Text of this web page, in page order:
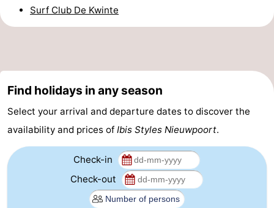
Practical
Route
Parking
-
Coastal
Medical
Surf Club De Kwinte
Find holidays in any season
Select your arrival and departure dates to discover the
availability and prices of Ibis Styles Nieuwpoort.
Check-in
Check-out